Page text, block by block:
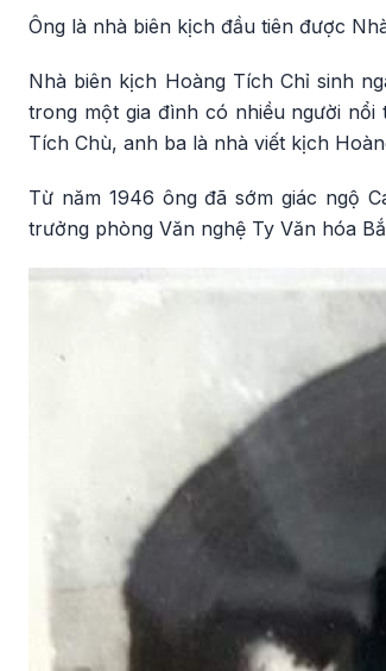
Ông là nhà biên kịch đầu tiên được
Nhà biên kịch Hoàng Tích Chỉ sinh
trong một gia đình có nhiều người
Tích Chù, anh ba là nhà viết kịch
Từ năm 1946 ông đã sớm giác ngộ
trưởng phòng Văn nghệ Ty Văn hóa